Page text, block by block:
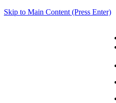
Skip to Main Content (Press Enter)